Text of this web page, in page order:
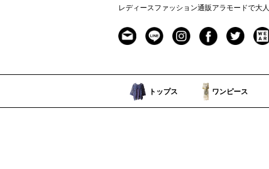
レディースファッション通販アラモードで大
トップス ワンピース